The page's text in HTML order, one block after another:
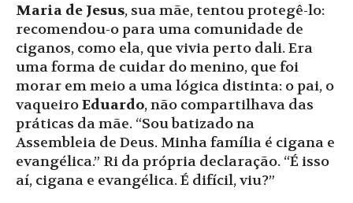
Maria de Jesus, sua mãe, tentou protegê-lo:
recomendou-o para uma comunidade de
ciganos, como ela, que vivia perto dali. Era
uma forma de cuidar do menino, que foi
morar em meio a uma lógica distinta: o pai, o
vaqueiroEduardo, não compartilhava das
práticas da mãe. “Sou batizado na
Assembleia de Deus. Minha família é cigana e
evangélica.” Ri da própria declaração. “É isso
aí, cigana e evangélica. É difícil, viu?”